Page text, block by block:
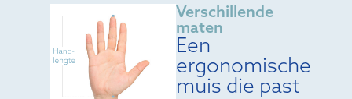
Verschillende
maten
Een
ergonomische
muis die past